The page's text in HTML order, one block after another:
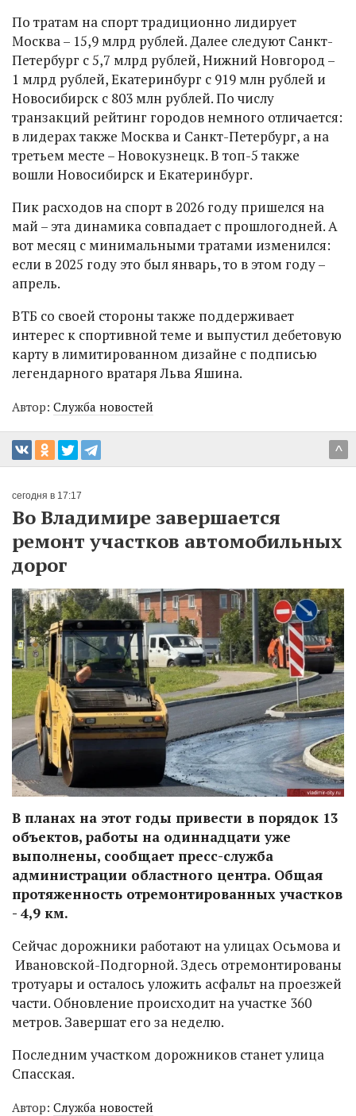
По тратам на спорт традиционно лидирует
Москва – 15,9 млрд рублей. Далее следуют Санкт-
Петербург с 5,7 млрд рублей, Нижний Новгород –
1 млрд рублей, Екатеринбург с 919 млн рублей и
Новосибирск с 803 млн рублей. По числу
транзакций рейтинг городов немного отличается:
в лидерах также Москва и Санкт-Петербург, а на
третьем месте – Новокузнецк. В топ-5 также
вошли Новосибирск и Екатеринбург.
Пик расходов на спорт в 2026 году пришелся на
май – эта динамика совпадает с прошлогодней. А
вот месяц с минимальными тратами изменился:
если в 2025 году это был январь, то в этом году –
апрель.
ВТБ со своей стороны также поддерживает
интерес к спортивной теме и выпустил дебетовую
карту в лимитированном дизайне с подписью
легендарного вратаря Льва Яшина.
Автор: Служба новостей
^
сегодня в 17:17
Во Владимире завершается
ремонт участков автомобильных
дорог
В планах на этот годы привести в порядок 13
объектов, работы на одиннадцати уже
выполнены, сообщает пресс-служба
администрации областного центра. Общая
протяженность отремонтированных участков
- 4,9 км.
Сейчас дорожники работают на улицах Осьмова и
Ивановской-Подгорной. Здесь отремонтированы
тротуары и осталось уложить асфальт на проезжей
части. Обновление происходит на участке 360
метров. Завершат его за неделю.
Последним участком дорожников станет улица
Спасская.
Автор: Служба новостей